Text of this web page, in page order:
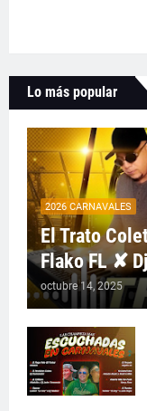
Lo más popular
2026 CARNAVALES
El Trato
Flako FL ✘
octubre 14, 2025